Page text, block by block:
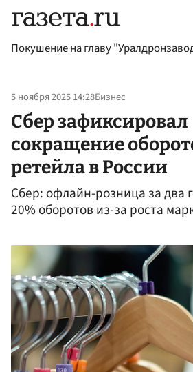
Покушение на главу
5 ноября 2025 14:28Бизнес
Сбер зафиксировал
сокращение
ретейла в России
Сбер: офлайн-розница за два
20% оборотов из-за роста